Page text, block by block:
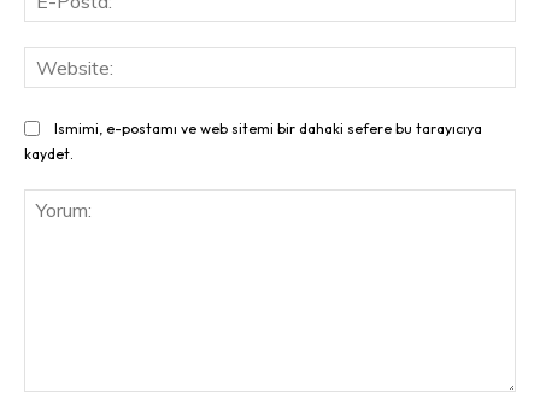
Ismimi, e-postamı ve web sitemi bir dahaki sefere bu tarayıcıya
kaydet.